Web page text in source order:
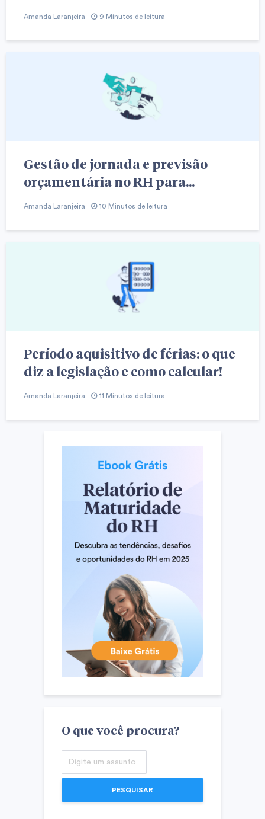
Amanda Laranjeira 9 Minutos de leitura
Gestão de jornada e previsão
orçamentária no RH para...
Amanda Laranjeira 10 Minutos de leitura
Período aquisitivo de férias: o que
diz a legislação e como calcular!
Amanda Laranjeira 11 Minutos de leitura
O que você procura?
PESQUISAR